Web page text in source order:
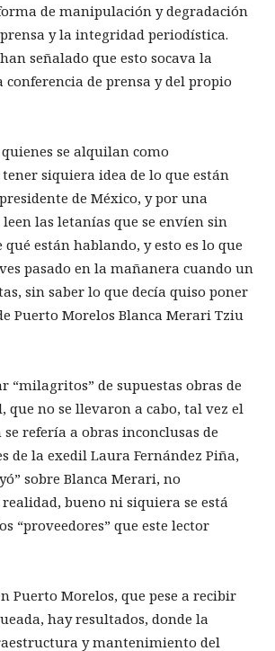
de manipulación y degradación
y la integridad periodística.
señalado que esto socava la
de prensa y del propio
se alquilan como
siquiera idea de lo que están
de México, y por una
las letanías que se envíen sin
están hablando, y esto es lo que
pasado en la mañanera cuando un
sin saber lo que decía quiso poner
Puerto Morelos Blanca Merari Tziu
“milagritos” de supuestas obras de
que no se llevaron a cabo, tal vez el
refería a obras inconclusas de
de la exedil Laura Fernández Piña,
sobre Blanca Merari, no
bueno ni siquiera se está
“proveedores” que este lector
Puerto Morelos, que pese a recibir
hay resultados, donde la
y mantenimiento del